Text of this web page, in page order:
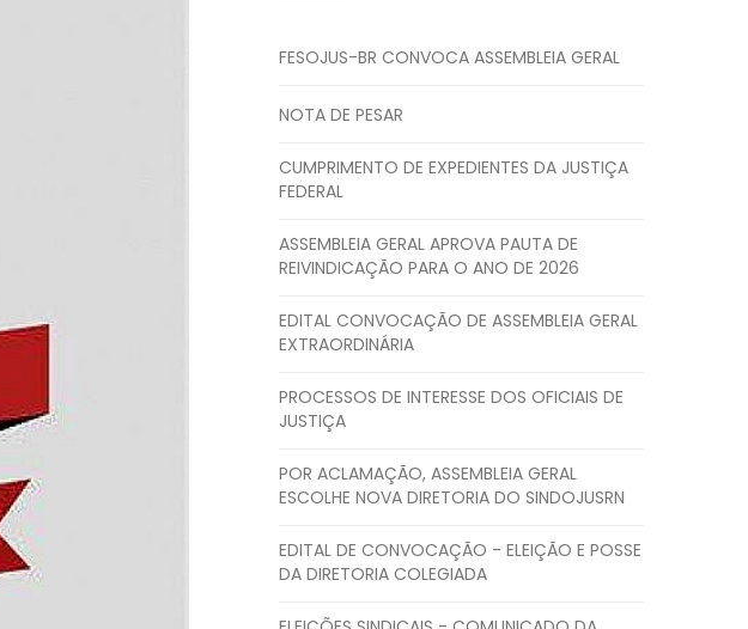
FESOJUS-BR CONVOCA ASSEMBLEIA GERAL
NOTA DE PESAR
CUMPRIMENTO DE EXPEDIENTES DA JUSTIÇA
FEDERAL
ASSEMBLEIA GERAL APROVA PAUTA DE
REIVINDICAÇÃO PARA O ANO DE 2026
EDITAL CONVOCAÇÃO DE ASSEMBLEIA GERAL
EXTRAORDINÁRIA
PROCESSOS DE INTERESSE DOS OFICIAIS DE
JUSTIÇA
POR ACLAMAÇÃO, ASSEMBLEIA GERAL
ESCOLHE NOVA DIRETORIA DO SINDOJUSRN
EDITAL DE CONVOCAÇÃO - ELEIÇÃO E POSSE
DA DIRETORIA COLEGIADA